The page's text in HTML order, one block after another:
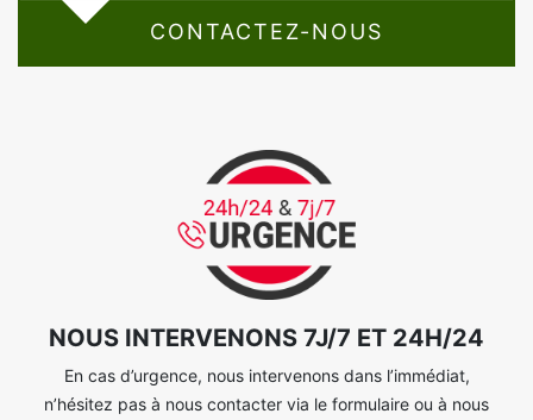
CONTACTEZ-NOUS
NOUS INTERVENONS 7J/7 ET 24H/24
En cas d’urgence, nous intervenons dans l’immédiat,
n’hésitez pas à nous contacter via le formulaire ou à nous